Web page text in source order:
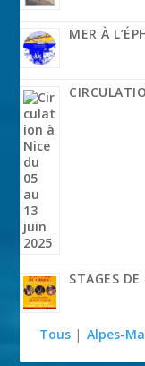
MER À
STAGES
Tous | Alpes-